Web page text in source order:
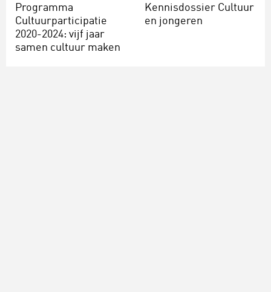
Programma
Cultuurparticipatie
2020-2024: vijf jaar
samen cultuur maken
Kennisdossier Cultuur
en jongeren